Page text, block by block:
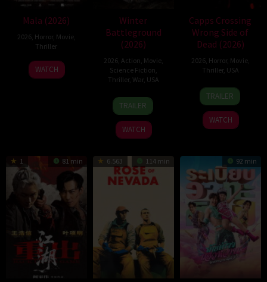
Mala (2026)
2026, Horror, Movie,
Thriller
10
Jul
Trishul
Thejasvi
WATCH
Winter
Battleground
(2026)
2026, Action Movie,
Science Fiction
Thriller, War, USA
7
Apr
2026
David
Christopher
Pitt
TRAILER
WATCH
Capps Crossing
Wrong Side of
Dead (2026)
2026, Horror, Movie,
Thriller, USA
18
Jul
2026
Mike
Stahl
TRAILER
WATCH
1 81 min 6.563 114 min 92 min